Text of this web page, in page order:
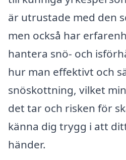
är utrustade med den
men också har
hantera snö- och
hur man effektivt och
snöskottning, vilket
det tar och risken för
känna dig trygg i att
händer.